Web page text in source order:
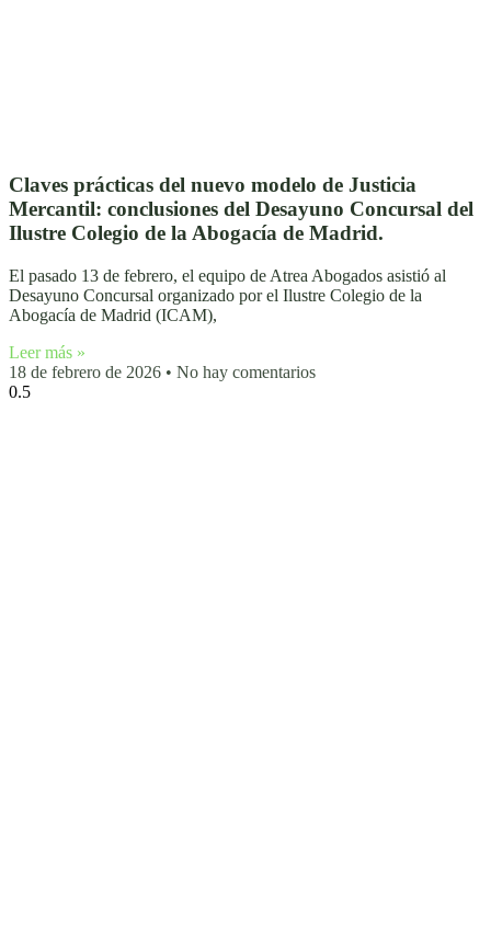
Claves prácticas del nuevo modelo de Justicia
Mercantil: conclusiones del Desayuno Concursal del
Ilustre Colegio de la Abogacía de Madrid.
El pasado 13 de febrero, el equipo de Atrea Abogados asistió al
Desayuno Concursal organizado por el Ilustre Colegio de la
Abogacía de Madrid (ICAM),
Leer más »
18 de febrero de 2026
No hay comentarios